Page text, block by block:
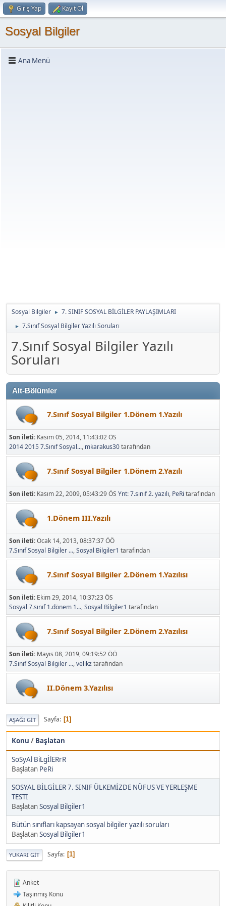
Giriş Yap Kayıt Ol
Sosyal Bilgiler
Ana Menü
Sosyal Bilgiler ► 7. SINIF SOSYAL BİLGİLER PAYLAŞIMLARI
► 7.Sınıf Sosyal Bilgiler Yazılı Soruları
7.Sınıf Sosyal Bilgiler Yazılı
Soruları
Alt-Bölümler
7.Sınıf Sosyal Bilgiler 1.Dönem 1.Yazılı
Son ileti: Kasım 05, 2014, 11:43:02 ÖS
2014 2015 7.Sınıf Sosyal..., mkarakus30tarafından
7.Sınıf Sosyal Bilgiler 1.Dönem 2.Yazılı
Son ileti: Kasım 22, 2009, 05:43:29 ÖS Ynt: 7.sınıf 2. yazılı, PeRi tarafından
1.Dönem III.Yazılı
Son ileti:Ocak 14, 2013, 08:37:37 ÖÖ
7.Sınıf Sosyal Bilgiler ...,Sosyal Bilgiler1 tarafından
7.Sınıf Sosyal Bilgiler 2.Dönem 1.Yazılısı
Son ileti: Ekim 29, 2014, 10:37:23 ÖS
Sosyal 7.sınıf 1.dönem 1...,Sosyal Bilgiler1 tarafından
7.Sınıf Sosyal Bilgiler 2.Dönem 2.Yazılısı
Son ileti: Mayıs 08, 2019, 09:19:52 ÖÖ
7.Sınıf Sosyal Bilgiler ...,velikztarafından
II.Dönem 3.Yazılısı
AŞAĞI GIT Sayfa 1
Konu / Başlatan
SoSyAl BiLgİlERrR
Başlatan PeRi
SOSYAL BİLGİLER 7. SINIF ÜLKEMİZDE NÜFUS VE YERLEŞME
TESTİ
BaşlatanSosyal Bilgiler1
Bütün sınıfları kapsayan sosyal bilgiler yazılı soruları
BaşlatanSosyal Bilgiler1
YUKARI GIT Sayfa 1
Anket
Taşınmış Konu